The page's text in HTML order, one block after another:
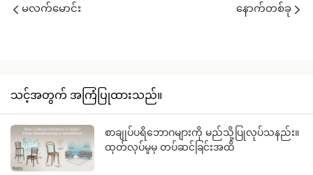
မလက်မောင်း နောက်တစ်ခု
သင့်အတွက် အကြံပြုထားသည်။
စာချုပ်ပရိဘောဂများကို မည်သို့ပြုလုပ်သနည်း။
ထုတ်လုပ်မှုမှ တပ်ဆင်ခြင်းအထိ